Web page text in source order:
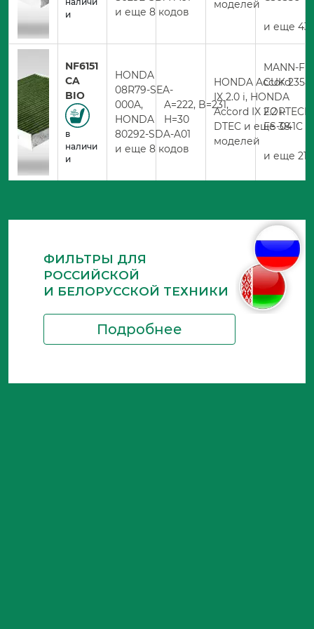
и
и еще 8 кодов
моделей
и еще 43
NF6151
CA
BIO
в
наличи
и
HONDA
08R79-SEA-
000A,
HONDA
80292-SDA-A01
и еще 8 кодов
A=222, B=231,
H=30
HONDA Accord
IX 2.0 i, HONDA
Accord IX 2.2 i-
DTEC и еще 38
моделей
MANN-
CUK 2358
FORTECH
FS-041C
и еще 21
ФИЛЬТРЫ ДЛЯ
РОССИЙСКОЙ
И БЕЛОРУССКОЙ ТЕХНИКИ
Подробнее